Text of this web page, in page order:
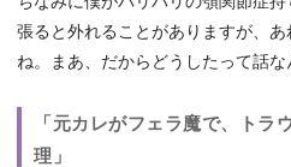
張ると外れることがありますが、
ね。まあ、だからどうしたって話な
「元カレがフェラ魔で、トラ
理」